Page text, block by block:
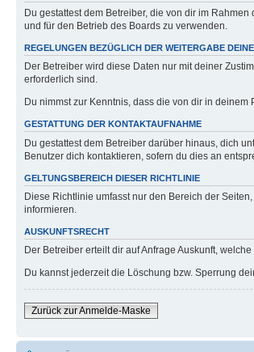
Du gestattest dem Betreiber, die von dir im
und für den Betrieb des Boards zu verwenden.
REGELUNGEN BEZÜGLICH DER WEITERGABE
Der Betreiber wird diese Daten nur mit deiner
erforderlich sind.
Du nimmst zur Kenntnis, dass die von dir in
GESTATTUNG DER KONTAKTAUFNAHME
Du gestattest dem Betreiber darüber hinaus, dich
Benutzer dich kontaktieren, sofern du dies an
GELTUNGSBEREICH DIESER RICHTLINIE
Diese Richtlinie umfasst nur den Bereich der
informieren.
AUSKUNFTSRECHT
Der Betreiber erteilt dir auf Anfrage Auskunft,
Du kannst jederzeit die Löschung bzw. Sperrung
Zurück zur Anmelde-Maske